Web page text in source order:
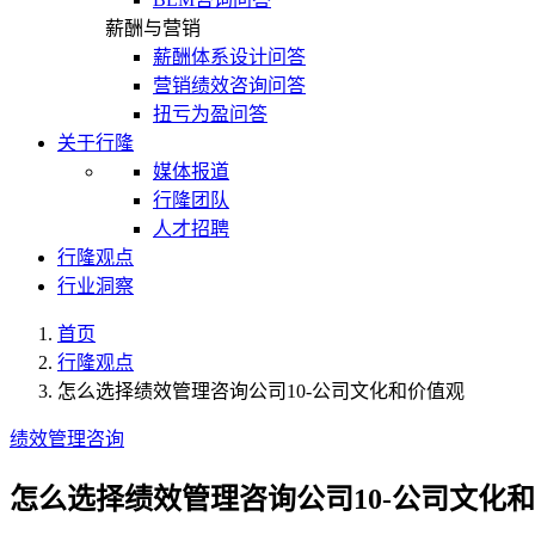
薪酬与营销
薪酬体系设计问答
营销绩效咨询问答
扭亏为盈问答
关于行隆
媒体报道
行隆团队
人才招聘
行隆观点
行业洞察
首页
行隆观点
怎么选择绩效管理咨询公司10-公司文化和价值观
绩效管理咨询
怎么选择绩效管理咨询公司10-公司文化